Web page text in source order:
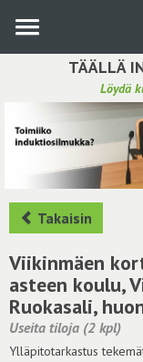
pääsisältöön
TÄÄLLÄ
Löydä
Etsi
Tee ehdotus ja
Hae ehdotuksia
Käyttöohje
Kirjaudu sisään
Takaisin
Viikinmäen
asteen koulu,
Ruokasali,
Useita tiloja (2 kpl)
Ylläpitotarkastus